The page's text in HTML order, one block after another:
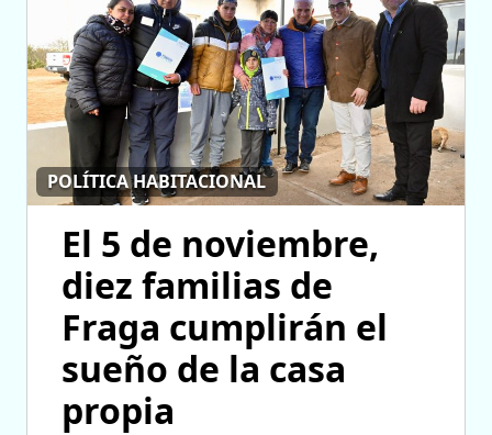
POLÍTICA HABITACIONAL
El 5 de noviembre,
diez familias de
Fraga cumplirán el
sueño de la casa
propia